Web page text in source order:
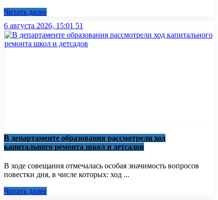
Читать далее
6 августа 2026, 15:01 51
В департаменте образования рассмотрели ход
капитального ремонта школ и детсадов
В ходе совещания отмечалась особая значимость вопросов
повестки дня, в числе которых: ход ...
Читать далее